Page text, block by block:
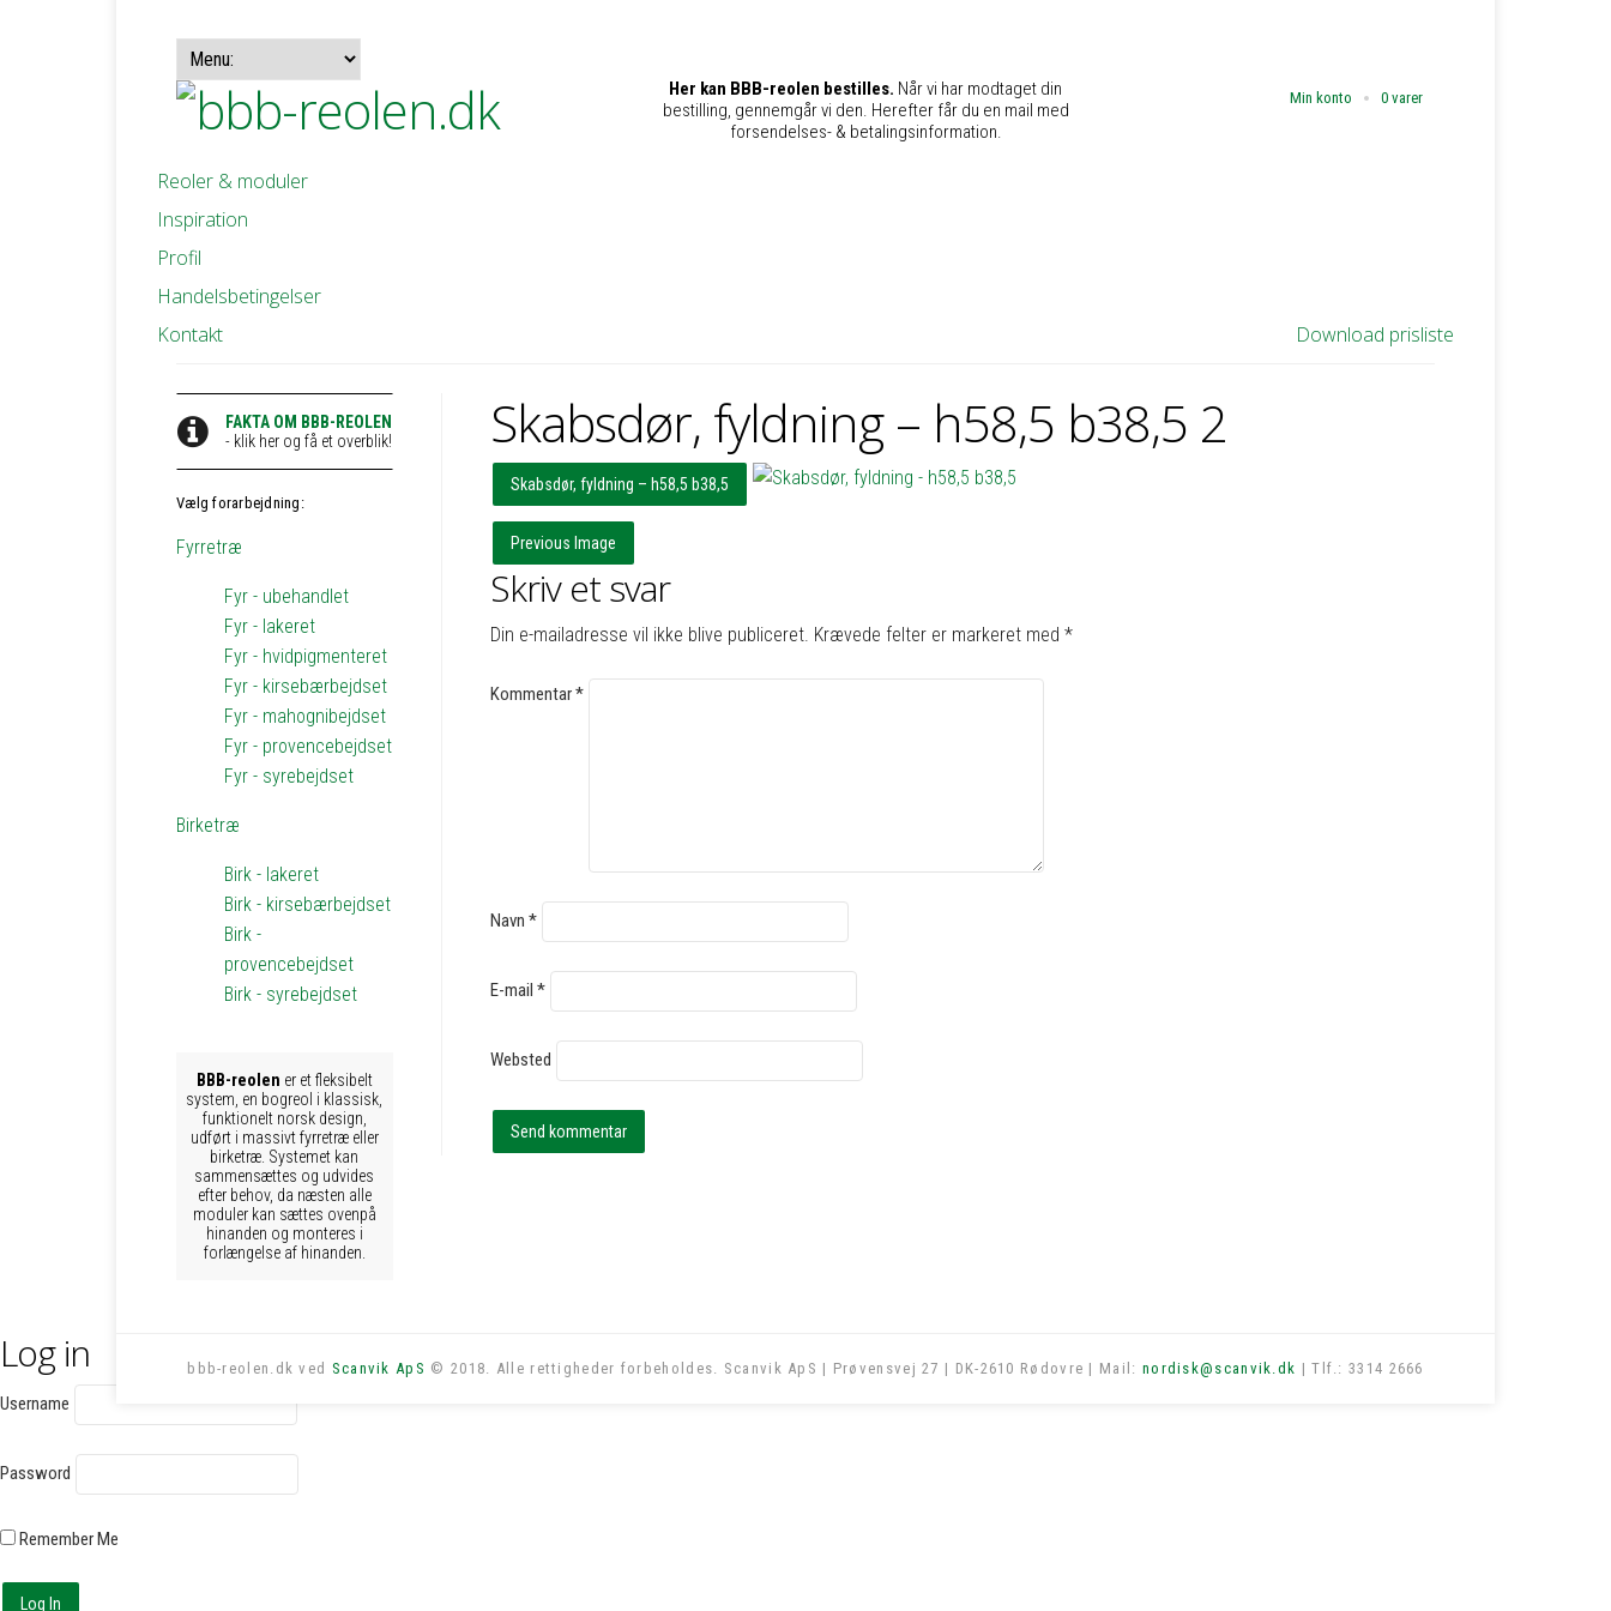
Min konto 0 varer
Her kan BBB-reolen bestilles. Når vi har modtaget din
bestilling, gennemgår vi den. Herefter får du en mail med
forsendelses- & betalingsinformation.
Reoler & moduler
Inspiration
Profil
Handelsbetingelser
Download prisliste
Kontakt
Skabsdør, fyldning – h58,5 b38,5 2
Skabsdør, fyldning – h58,5 b38,5
Previous Image
Skriv et svar
Din e-mailadresse vil ikke blive publiceret. Krævede felter er markeret med *
Kommentar*
Navn *
E-mail *
Websted
FAKTA OM BBB-REOLEN
- klik her og få et overblik!
Vælg forarbejdning:
Fyrretræ
Fyr - ubehandlet
Fyr - lakeret
Fyr - hvidpigmenteret
Fyr - kirsebærbejdset
Fyr - mahognibejdset
Fyr - provencebejdset
Fyr - syrebejdset
Birketræ
Birk - lakeret
Birk - kirsebærbejdset
Birk -
provencebejdset
Birk - syrebejdset
BBB-reolen er et fleksibelt
system, en bogreol i klassisk,
funktionelt norsk design,
udført i massivt fyrretræ eller
birketræ. Systemet kan
sammensættes og udvides
efter behov, da næsten alle
moduler kan sættes ovenpå
hinanden og monteres i
forlængelse af hinanden.
bbb-reolen.dk ved Scanvik ApS © 2018. Alle rettigheder forbeholdes. Scanvik ApS | Prøvensvej 27 | DK-2610 Rødovre | Mail: nordisk@scanvik.dk | Tlf.: 3314 2666
Log in
Username
Password
Remember Me